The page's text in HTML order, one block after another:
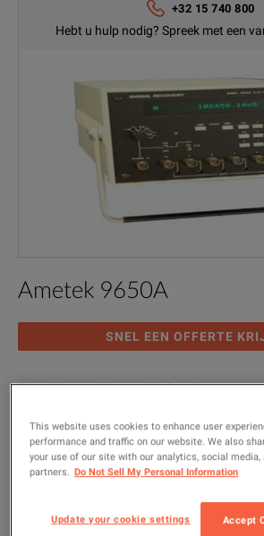
+32 15 740 800
Hebt u hulp nodig? Spreek met een
Ametek 9650A
SNEL EEN OFFERTE
Four Channel Digital Delay Generator;
MODEL
9650A
PRODUCTGROEP
Multimeter Ametek
Multimeter Data Acquisition Counters &
This website uses cookies to enhance user
performance and traffic on our website. We also
your use of our site with our analytics, social media,
partners.
Do Not Sell My Personal Information
Update your cookie settings Accept